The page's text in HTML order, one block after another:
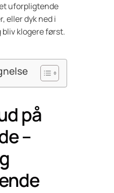
uforpligtende
eller dyk ned i
klogere først.
på
–